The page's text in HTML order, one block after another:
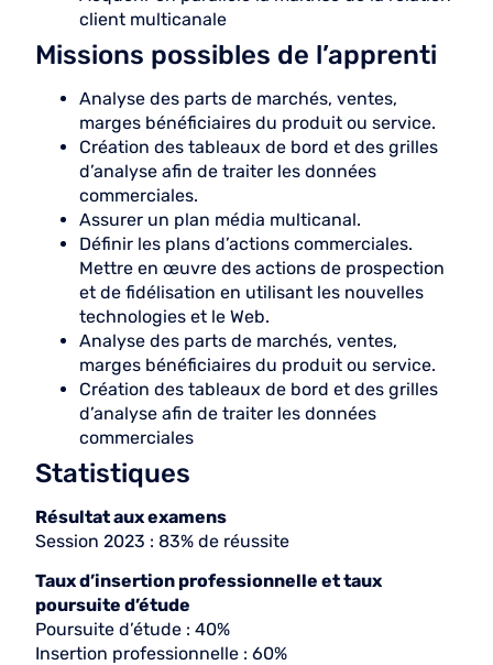
client multicanale
Missions possibles de l’apprenti
Analyse des parts de marchés, ventes,
marges bénéficiaires du produit ou service.
Création des tableaux de bord et des grilles
d’analyse afin de traiter les données
commerciales.
Assurer un plan média multicanal.
Définir les plans d’actions commerciales.
Mettre en œuvre des actions de prospection
et de fidélisation en utilisant les nouvelles
technologies et le Web.
Analyse des parts de marchés, ventes,
marges bénéficiaires du produit ou service.
Création des tableaux de bord et des grilles
d’analyse afin de traiter les données
commerciales
Statistiques
Résultat aux examens
Session 2023 : 83% de réussite
Taux d’insertion professionnelle et taux
poursuite d’étude
Poursuite d’étude : 40%
Insertion professionnelle : 60%